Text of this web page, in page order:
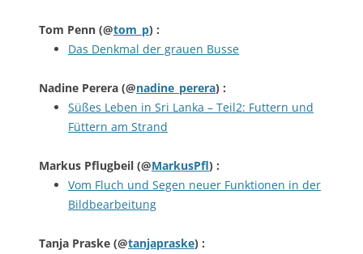
Tom Penn (@tom_p) :
Das Denkmal der grauen Busse
Nadine Perera (@nadine_perera) :
Süßes Leben in Sri Lanka – Teil2: Futtern und
Füttern am Strand
Markus Pflugbeil (@MarkusPfl) :
Vom Fluch und Segen neuer Funktionen in der
Bildbearbeitung
Tanja Praske (@tanjapraske) :